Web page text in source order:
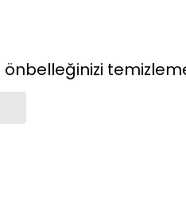
önbelleğinizi